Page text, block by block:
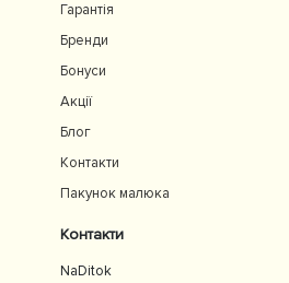
Гарантія
Бренди
Бонуси
Акції
Блог
Контакти
Пакунок малюка
Контакти
NaDitok